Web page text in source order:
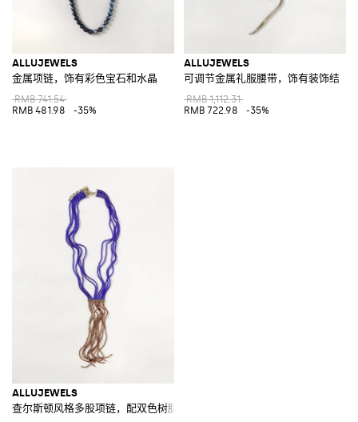
ALLUJEWELS
金属项链，饰有彩色宝石和水晶
RMB 741.54
RMB 481.98
-35%
ALLUJEWELS
可调节金属礼服腰带，饰有装饰结
RMB 1,112.31
RMB 722.98
-35%
ALLUJEWELS
查尔斯顿风格多股项链，配双色树脂珠